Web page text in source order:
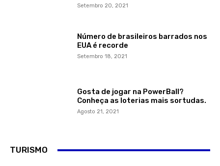
Setembro 20, 2021
Número de brasileiros barrados nos
EUA é recorde
Setembro 18, 2021
Gosta de jogar na PowerBall?
Conheça as loterias mais sortudas.
Agosto 21, 2021
TURISMO